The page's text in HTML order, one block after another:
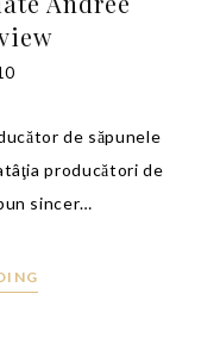
de săpunele
producători de
sincer…